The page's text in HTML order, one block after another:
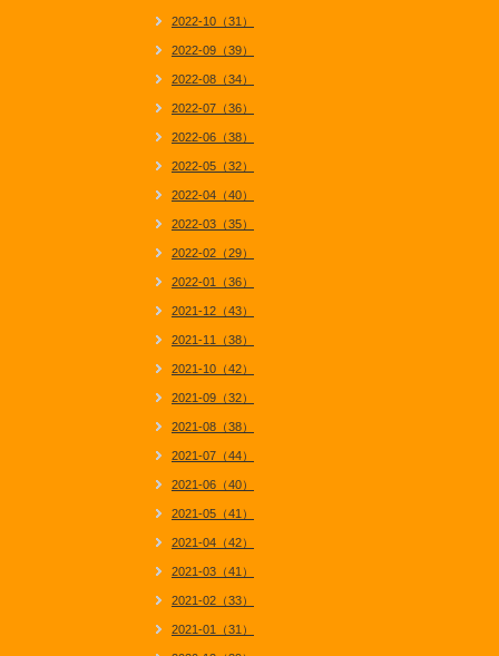
2022-10（31）
2022-09（39）
2022-08（34）
2022-07（36）
2022-06（38）
2022-05（32）
2022-04（40）
2022-03（35）
2022-02（29）
2022-01（36）
2021-12（43）
2021-11（38）
2021-10（42）
2021-09（32）
2021-08（38）
2021-07（44）
2021-06（40）
2021-05（41）
2021-04（42）
2021-03（41）
2021-02（33）
2021-01（31）